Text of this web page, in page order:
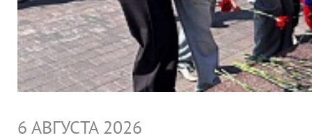
6 АВГУСТА 2026